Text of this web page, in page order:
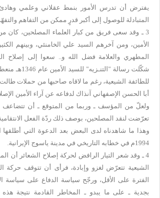
يفترض أن تدرس الأمور بنمط عقلاني وعلمي وهادئ،
المتبادلة للوصول إلى أكبر قدرٍ ممكن من التفاهم
3 ـ وقد سعى فريق من كبار العلماء المصلحين، كان
الأمين، ومن آخرهم السيد علي الخامنئي، وبينهم
المطهري والعلامة فضل الله و.. سعوا إلى إصلاح
شكّلت رسالة
للطائفة الشيعية، رغم ما لاقاه صاحبها من حملات
أبا الحسن الإصفهاني آنذاك لدفاعه عن آراء الأمين
ولعلّ من المؤسف ـ وربما من المتوقع ـ أن تتضاعف
تعرّضت لنقد المصلحين، بوصف ذلك ردّة الفعل
وهذا ما شاهدناه لدى البعض بعد الدعوة التي أطلقها
1994م في خطابه التاريخي في مدينة ياسوج الإيرانية.
4 ـ وقد شعر التيار الرافض لحركة إصلاح الشعائر أن
الشيعية تتعرّض لغزو وإبادة، فرأى أن تتوقف حركة
الفترة على الأقل، ورجّح سياسة الدفاع على سياسة
بجدية ـ على ما يبدو ـ المخاطر القادمة نتيجة